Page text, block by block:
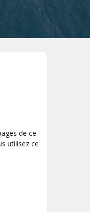
de ce
utilisez ce